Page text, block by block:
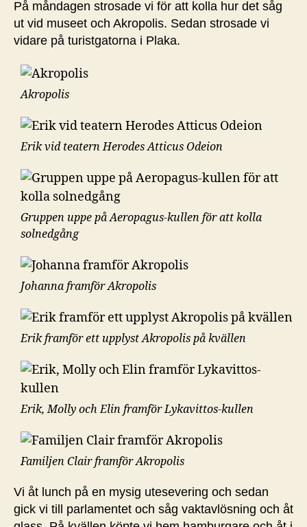
På måndagen strosade vi för att kolla hur det såg
ut vid museet och Akropolis. Sedan strosade vi
vidare på turistgatorna i Plaka.
Akropolis
Erik vid teatern Herodes Atticus Odeion
Gruppen uppe på Aeropagus-kullen för att kolla
solnedgång
Johanna framför Akropolis
Erik framför ett upplyst Akropolis på kvällen
Erik, Molly och Elin framför Lykavittos-kullen
Familjen Clair framför Akropolis
Vi åt lunch på en mysig utesevering och sedan
gick vi till parlamentet och såg vaktavlösning och åt